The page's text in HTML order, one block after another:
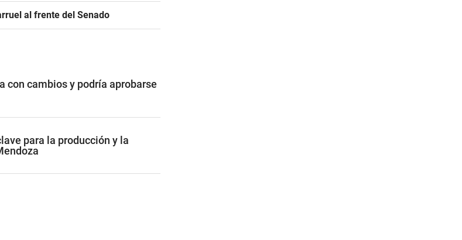
al frente del Senado
con cambios y podría aprobarse
para la producción y la